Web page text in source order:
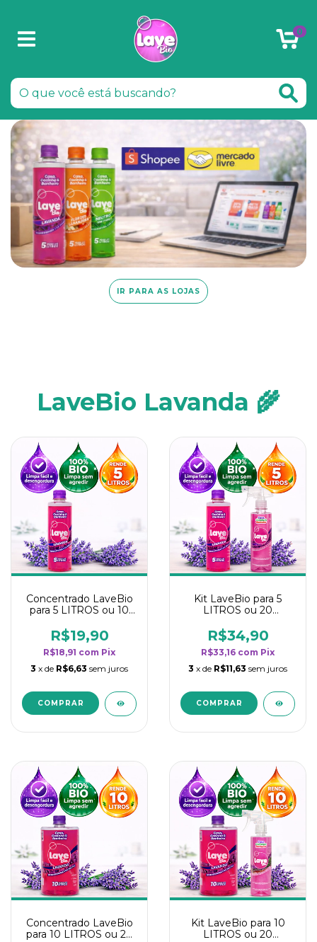
0
IR PARA AS LOJAS
LaveBio Lavanda 🌾
Concentrado LaveBio
para 5 LITROS ou 10
rendimento da
categoria - Lavanda
R$19,90
R$18,91 com Pix
3 x de R$6,63 sem juros
Kit LaveBio para 5
LITROS ou 20
rendimento da
categoria - Lavanda
R$34,90
R$33,16 com Pix
3 x de R$11,63 sem juros
Concentrado LaveBio
para 10 LITROS ou 20
Kit LaveBio para 10
LITROS ou 20